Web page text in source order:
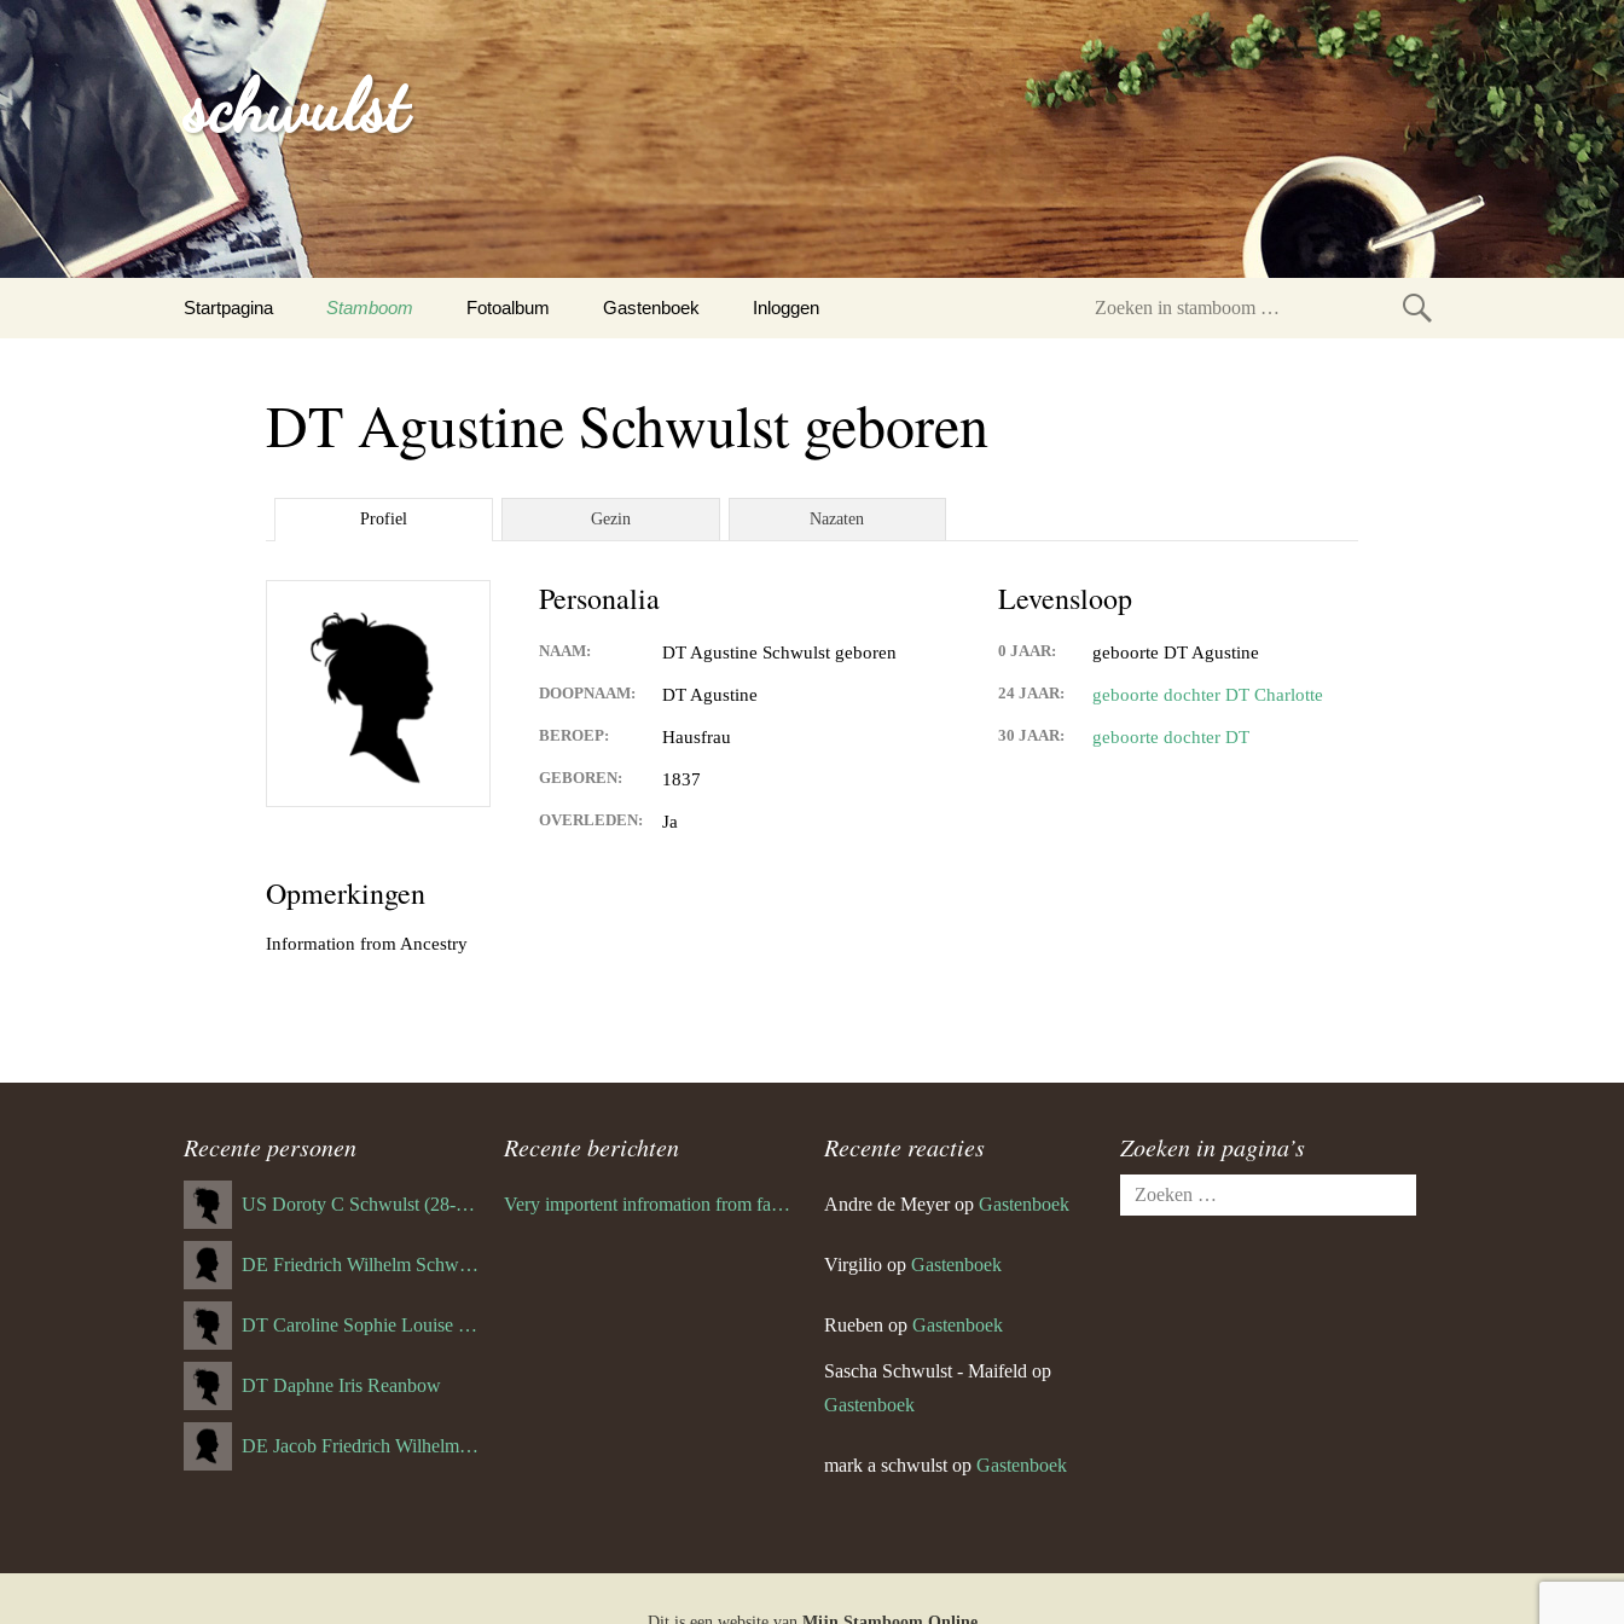
schwulst
naar
Startpagina Stamboom Fotoalbum
Schwulst USA
Familie Bill Schwulst
2005 sept
Gastenboek
Inloggen
Zoeken
DT Agustine Schwulst geboren
Profiel Gezin Nazaten
Personalia
NAAM: DT Agustine Schwulst geboren
DOOPNAAM: DT Agustine
BEROEP: Hausfrau
GEBOREN: 1837
OVERLEDEN: Ja
Levensloop
0 JAAR: geboorte DT Agustine
24 JAAR: geboorte dochter DT Charlotte
30 JAAR: geboorte dochter DT
Opmerkingen
Recente personen
US Doroty C Schwulst (28-12-1919)
DE Friedrich Wilhelm Schwulst
DT Caroline Sophie Louise Schreuder born Schwulst (13-05-1866)
DT Daphne Iris Reanbow
DE Jacob Friedrich Wilhelm Hurth
Recente berichten
Very importent infromation from family Schwulst
Recente reacties
Andre de Meyerop Gastenboek
Virgilio op Gastenboek
Rueben op Gastenboek
Sascha Schwulst - Maifeld op
Gastenboek
mark a schwulst op Gastenboek
Zoeken in pagina’s
Zoeken
naar: